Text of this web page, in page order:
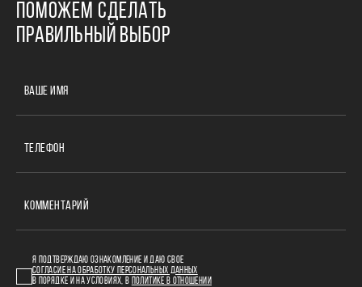
ПОМОЖЕМ СДЕЛАТЬ
ПРАВИЛЬНЫЙ ВЫБОР
ВАШЕ ИМЯ
ТЕЛЕФОН
КОММЕНТАРИЙ
Я ПОДТВЕРЖДАЮ ОЗНАКОМЛЕНИЕ И ДАЮ СВОЕ
СОГЛАСИЕ НА ОБРАБОТКУ ПЕРСОНАЛЬНЫХ ДАННЫХ
В ПОРЯДКЕ И НА УСЛОВИЯХ, В
ПОЛИТИКЕ В ОТНОШЕНИИ